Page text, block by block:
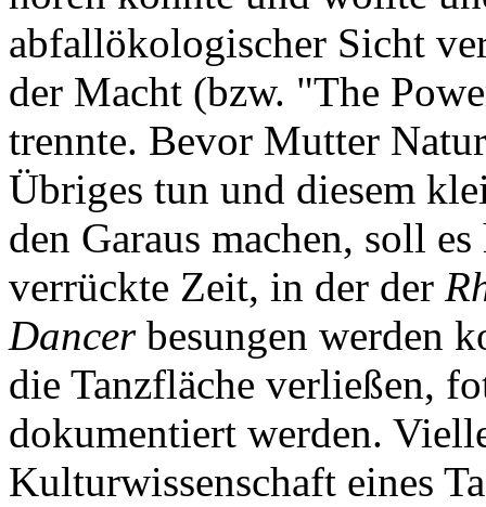
abfallökologischer Sicht
der Macht (bzw. "The
trennte. Bevor Mutter
Übriges tun und diesem
den Garaus machen, soll
verrückte Zeit, in der der
Dancerbesungen werden
die Tanzfläche verließen,
dokumentiert werden.
Kulturwissenschaft eines